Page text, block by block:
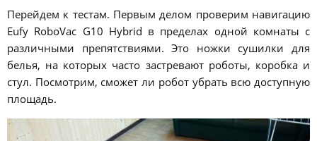
Перейдем к тестам. Первым делом проверим навигацию
Eufy RoboVac G10 Hybrid в пределах одной комнаты с
различными препятствиями. Это ножки сушилки для
белья, на которых часто застревают роботы, коробка и
стул. Посмотрим, сможет ли робот убрать всю доступную
площадь.